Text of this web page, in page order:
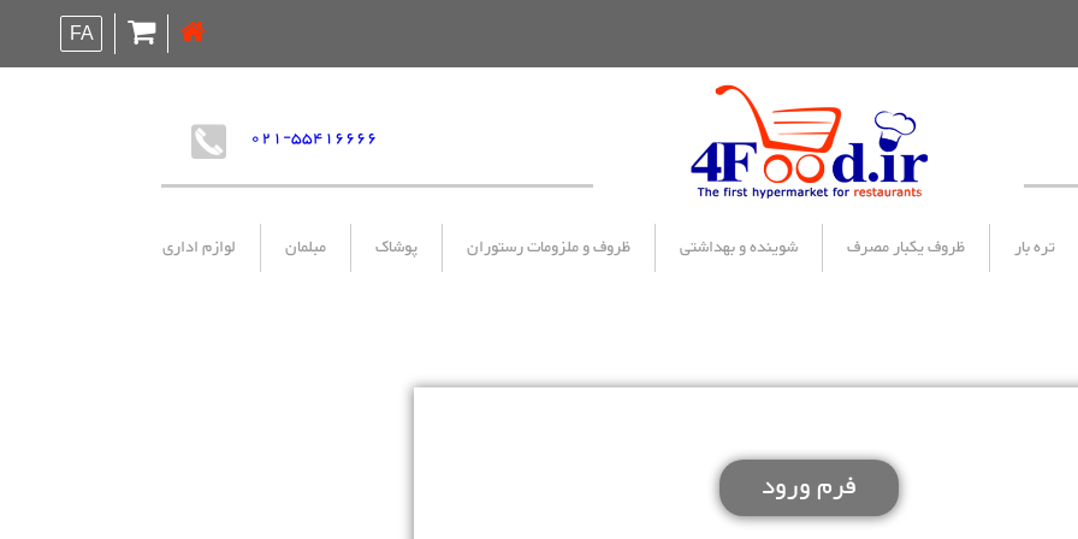
FA
021-55416666
تره بار ظروف یکبار مصرف شوینده و بهداشتی ظروف و ملزومات رستوران پوشاک مبلمان لوازم اداری
فرم ورود